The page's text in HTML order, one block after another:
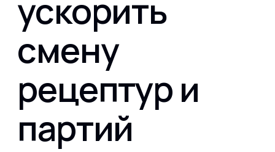
Контрактное производство
Капсул
Коллагена
ускорить
смену
рецептур и
партий